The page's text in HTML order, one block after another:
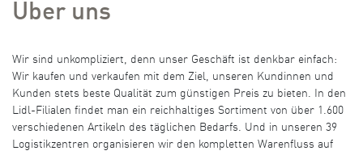
Über uns
Wir sind unkompliziert, denn unser Geschäft ist denkbar einfach:
Wir kaufen und verkaufen mit dem Ziel, unseren Kundinnen und
Kunden stets beste Qualität zum günstigen Preis zu bieten. In den
Lidl-Filialen findet man ein reichhaltiges Sortiment von über 1.600
verschiedenen Artikeln des täglichen Bedarfs. Und in unseren 39
Logistikzentren organisieren wir den kompletten Warenfluss auf